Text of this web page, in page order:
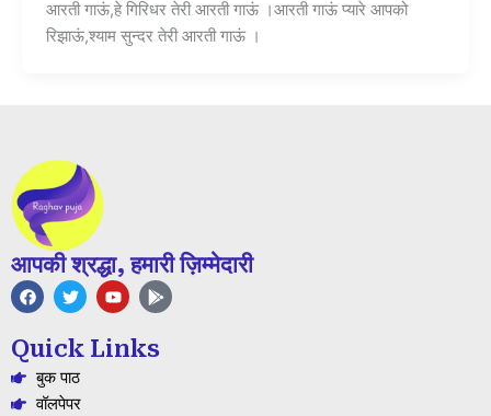
आरती गाऊं,हे गिरिधर तेरी आरती गाऊं ।आरती गाऊं प्यारे आपको
रिझाऊं,श्याम सुन्दर तेरी आरती गाऊं ।
आपकी श्रद्धा, हमारी ज़िम्मेदारी
F
a
e
b
o
k
T
w
t
t
e
r
Y
o
t
u
G
o
l
Quick Links
बुक पाठ
वॉलपेपर